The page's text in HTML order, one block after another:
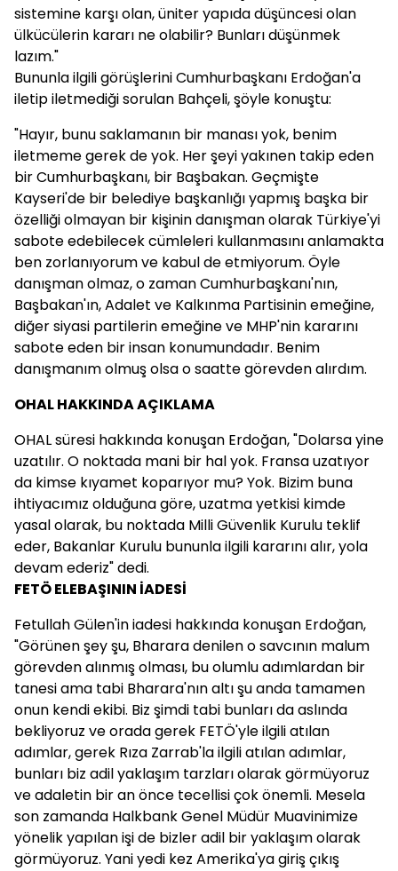
sistemine karşı olan, üniter yapıda düşüncesi olan
ülkücülerin kararı ne olabilir? Bunları düşünmek
lazım."
Bununla ilgili görüşlerini Cumhurbaşkanı Erdoğan'a
iletip iletmediği sorulan Bahçeli, şöyle konuştu:
"Hayır, bunu saklamanın bir manası yok, benim
iletmeme gerek de yok. Her şeyi yakınen takip eden
bir Cumhurbaşkanı, bir Başbakan. Geçmişte
Kayseri'de bir belediye başkanlığı yapmış başka bir
özelliği olmayan bir kişinin danışman olarak Türkiye'yi
sabote edebilecek cümleleri kullanmasını anlamakta
ben zorlanıyorum ve kabul de etmiyorum. Öyle
danışman olmaz, o zaman Cumhurbaşkanı'nın,
Başbakan'ın, Adalet ve Kalkınma Partisinin emeğine,
diğer siyasi partilerin emeğine ve MHP'nin kararını
sabote eden bir insan konumundadır. Benim
danışmanım olmuş olsa o saatte görevden alırdım.
OHAL HAKKINDA AÇIKLAMA
OHAL süresi hakkında konuşan Erdoğan, "Dolarsa yine
uzatılır. O noktada mani bir hal yok. Fransa uzatıyor
da kimse kıyamet koparıyor mu? Yok. Bizim buna
ihtiyacımız olduğuna göre, uzatma yetkisi kimde
yasal olarak, bu noktada Milli Güvenlik Kurulu teklif
eder, Bakanlar Kurulu bununla ilgili kararını alır, yola
devam ederiz" dedi.
FETÖ ELEBAŞININ İADESİ
Fetullah Gülen'in iadesi hakkında konuşan Erdoğan,
"Görünen şey şu, Bharara denilen o savcının malum
görevden alınmış olması, bu olumlu adımlardan bir
tanesi ama tabi Bharara'nın altı şu anda tamamen
onun kendi ekibi. Biz şimdi tabi bunları da aslında
bekliyoruz ve orada gerek FETÖ'yle ilgili atılan
adımlar, gerek Rıza Zarrab'la ilgili atılan adımlar,
bunları biz adil yaklaşım tarzları olarak görmüyoruz
ve adaletin bir an önce tecellisi çok önemli. Mesela
son zamanda Halkbank Genel Müdür Muavinimize
yönelik yapılan işi de bizler adil bir yaklaşım olarak
görmüyoruz. Yani yedi kez Amerika'ya giriş çıkış